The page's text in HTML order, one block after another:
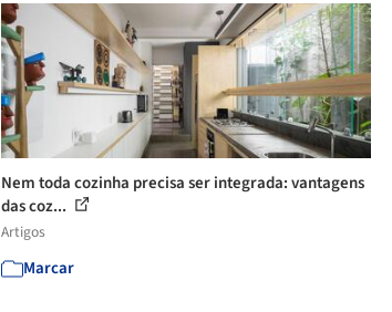
Nem toda cozinha precisa ser integrada: vantagens
das coz...
Artigos
Marcar